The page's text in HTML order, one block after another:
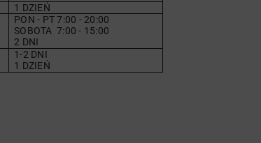
1 DZIEŃ
PON - PT 7:00 - 20:00
SOBOTA 7:00 - 15:00
2 DNI
1-2 DNI
1 DZIEŃ